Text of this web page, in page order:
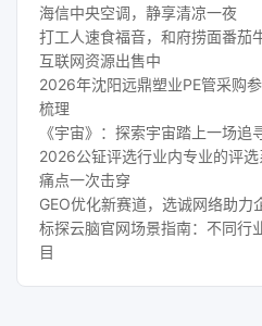
海信中央空调，静享清凉一夜
打工人速食福音，和府捞面番茄
互联网资源出售中
2026年沈阳远鼎塑业PE管采购
梳理
《宇宙》：探索宇宙踏上一场追
2026公钲评选行业内专业的评
痛点一次击穿
GEO优化新赛道，选诚网络助力
标探云脑官网场景指南：不同行
目